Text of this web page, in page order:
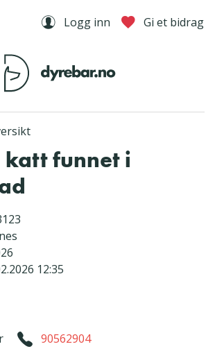
Logg inn Gi et bidrag
katt funnet i
12:35
90562904